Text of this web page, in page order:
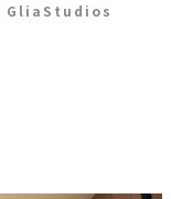
GliaStudios